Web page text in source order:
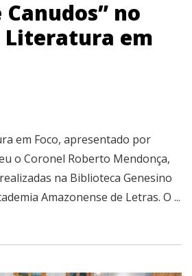
no
Literatura em
em Foco, apresentado por
o Coronel Roberto Mendonça,
na Biblioteca Genesino
Amazonense de Letras. O ...